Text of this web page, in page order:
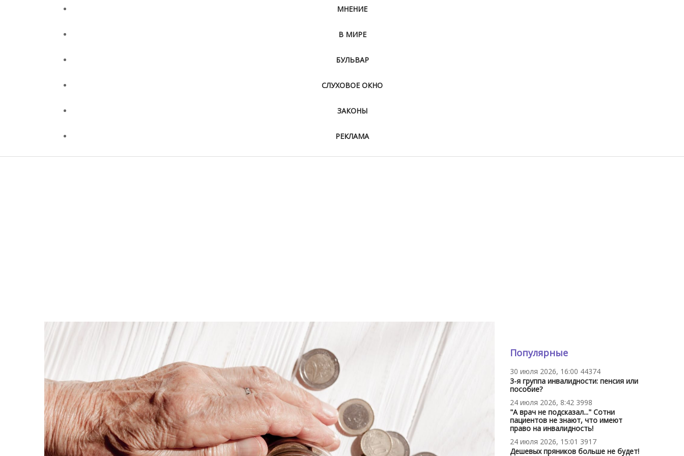
МНЕНИЕ
В МИРЕ
БУЛЬВАР
СЛУХОВОЕ ОКНО
ЗАКОНЫ
РЕКЛАМА
Популярные
30 июля 2026, 16:00 44374
3-я группа инвалидности: пенсия или
пособие?
24 июля 2026, 8:42 3998
"А врач не подсказал..." Сотни
пациентов не знают, что имеют
право на инвалидность!
24 июля 2026, 15:01 3917
Дешевых пряников больше не будет!